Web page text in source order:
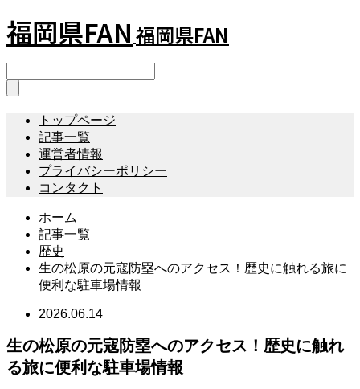
福岡県FAN 福岡県FAN
トップページ
記事一覧
運営者情報
プライバシーポリシー
コンタクト
ホーム
記事一覧
歴史
生の松原の元寇防塁へのアクセス！歴史に触れる旅に
便利な駐車場情報
2026.06.14
生の松原の元寇防塁へのアクセス！歴史に触れ
る旅に便利な駐車場情報